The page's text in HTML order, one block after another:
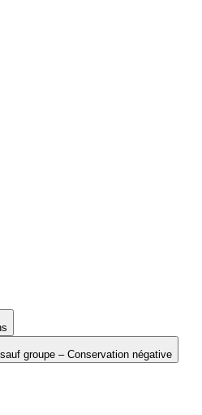
groupe – Conservation négative